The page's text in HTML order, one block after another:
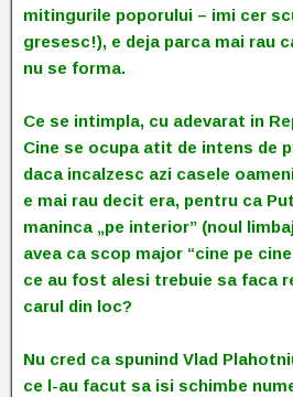
mitingurile poporului – imi cer
gresesc!), e deja parca mai rau
nu se forma.
Ce se intimpla, cu adevarat in
Cine se ocupa atit de intens de
daca incalzesc azi casele
e mai rau decit era, pentru ca
maninca „pe interior” (noul
avea ca scop major “cine pe
ce au fost alesi trebuie sa faca
carul din loc?
Nu cred ca spunind Vlad
ce l-au facut sa isi schimbe